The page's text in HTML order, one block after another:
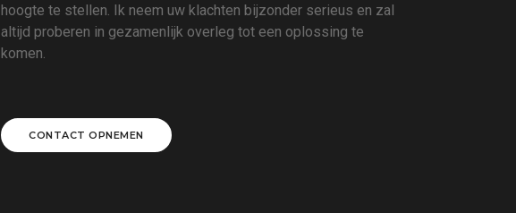
hoogte te stellen. Ik neem uw klachten bijzonder serieus en zal
altijd proberen in gezamenlijk overleg tot een oplossing te
komen.
CONTACT OPNEMEN